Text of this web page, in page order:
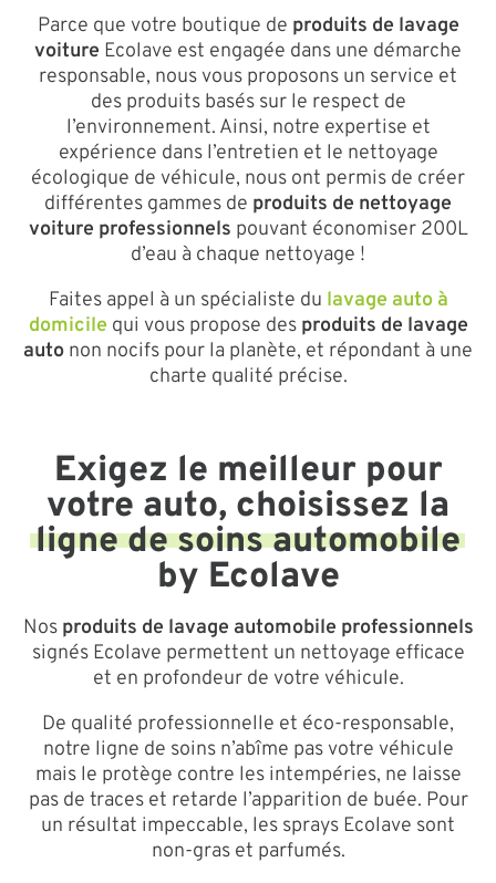
Parce que votre boutique de produits de lavage
voiture Ecolave est engagée dans une démarche
responsable, nous vous proposons un service et
des produits basés sur le respect de
l’environnement. Ainsi, notre expertise et
expérience dans l’entretien et le nettoyage
écologique de véhicule, nous ont permis de créer
différentes gammes de produits de nettoyage
voiture professionnels pouvant économiser 200L
d’eau à chaque nettoyage !
Faites appel à un spécialiste du lavage auto à
domicile qui vous propose des produits de lavage
auto non nocifs pour la planète, et répondant à une
charte qualité précise.
Exigez le meilleur pour
votre auto, choisissez la
ligne de soins automobile
by Ecolave
Nos produits de lavage automobile professionnels
signés Ecolave permettent un nettoyage efficace
et en profondeur de votre véhicule.
De qualité professionnelle et éco-responsable,
notre ligne de soins n’abîme pas votre véhicule
mais le protège contre les intempéries, ne laisse
pas de traces et retarde l’apparition de buée. Pour
un résultat impeccable, les sprays Ecolave sont
non-gras et parfumés.